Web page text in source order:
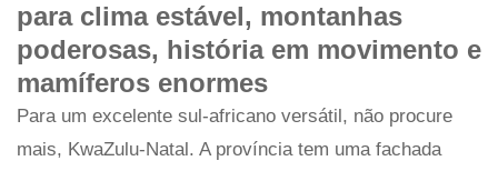
para clima estável, montanhas
poderosas, história em movimento e
mamíferos enormes
Para um excelente sul-africano versátil, não procure
mais, KwaZulu-Natal. A província tem uma fachada